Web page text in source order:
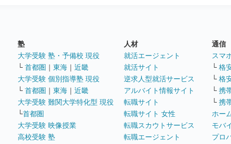
塾
大学受験 塾・予備校 現役
└ 首都圏 ｜ 東海 ｜ 近畿
大学受験 個別指導塾 現役
└ 首都圏 ｜ 東海 ｜ 近畿
大学受験 難関大学特化型 現役
└首都圏
大学受験 映像授業
高校受験 塾
人材
就活エージェント
就活サイト
逆求人型就活サービス
アルバイト情報サイト
転職サイト
転職サイト 女性
転職スカウトサービス
転職エージェント
通信
スマ
└ 格
└ 格
└ 携
└ 携
ホー
モバ
プロ